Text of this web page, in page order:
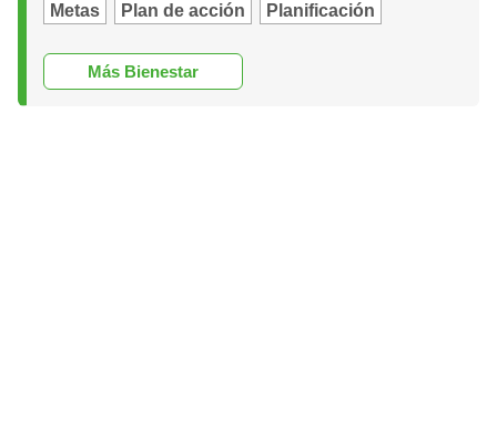
Metas Plan de acción Planificación
Más Bienestar